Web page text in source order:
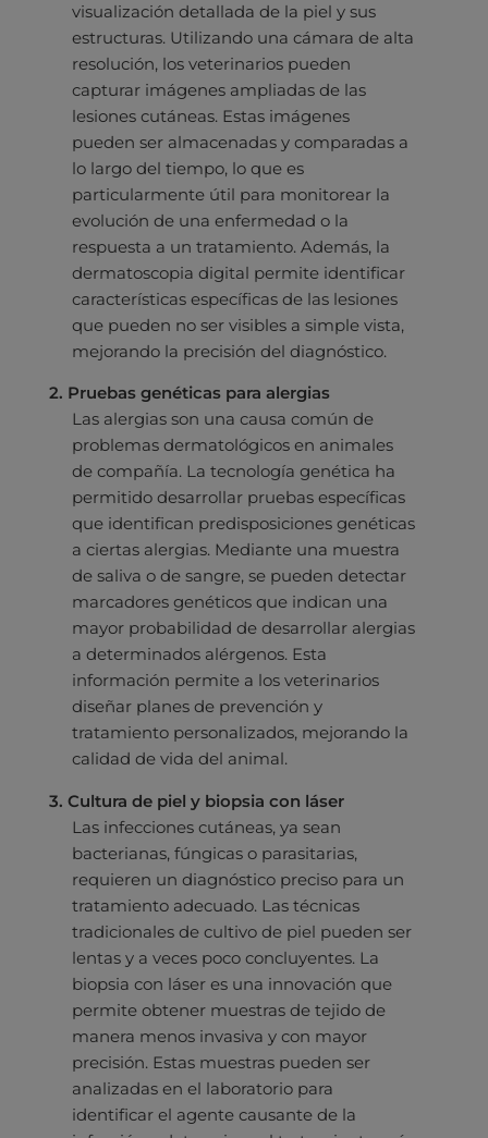
visualización detallada de la piel y sus
estructuras. Utilizando una cámara de alta
resolución, los veterinarios pueden
capturar imágenes ampliadas de las
lesiones cutáneas. Estas imágenes
pueden ser almacenadas y comparadas a
lo largo del tiempo, lo que es
particularmente útil para monitorear la
evolución de una enfermedad o la
respuesta a un tratamiento. Además, la
dermatoscopia digital permite identificar
características específicas de las lesiones
que pueden no ser visibles a simple vista,
mejorando la precisión del diagnóstico.
2. Pruebas genéticas para alergias
Las alergias son una causa común de
problemas dermatológicos en animales
de compañía. La tecnología genética ha
permitido desarrollar pruebas específicas
que identifican predisposiciones genéticas
a ciertas alergias. Mediante una muestra
de saliva o de sangre, se pueden detectar
marcadores genéticos que indican una
mayor probabilidad de desarrollar alergias
a determinados alérgenos. Esta
información permite a los veterinarios
diseñar planes de prevención y
tratamiento personalizados, mejorando la
calidad de vida del animal.
3. Cultura de piel y biopsia con láser
Las infecciones cutáneas, ya sean
bacterianas, fúngicas o parasitarias,
requieren un diagnóstico preciso para un
tratamiento adecuado. Las técnicas
tradicionales de cultivo de piel pueden ser
lentas y a veces poco concluyentes. La
biopsia con láser es una innovación que
permite obtener muestras de tejido de
manera menos invasiva y con mayor
precisión. Estas muestras pueden ser
analizadas en el laboratorio para
identificar el agente causante de la